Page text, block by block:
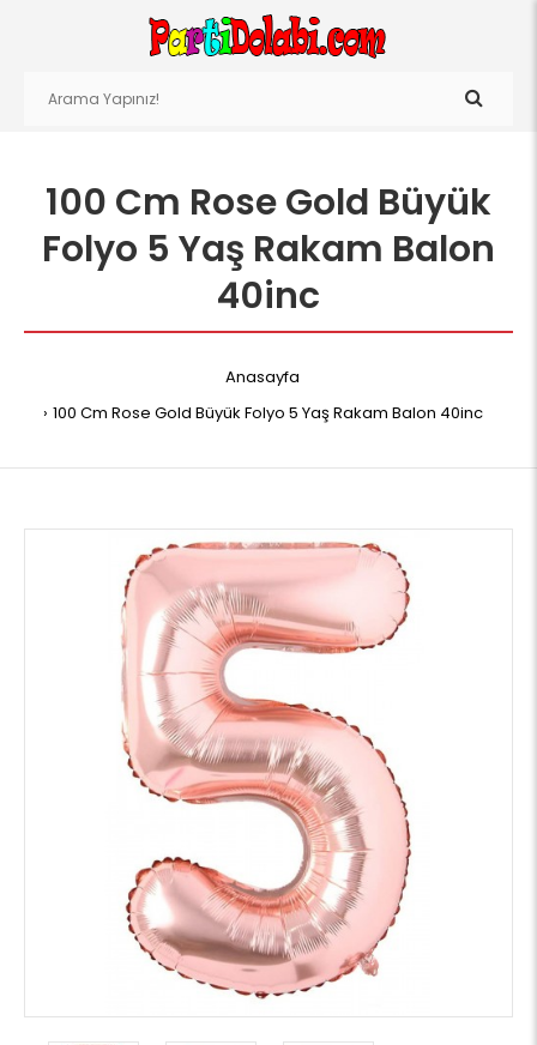
100 Cm Rose Gold Büyük
Folyo 5 Yaş Rakam Balon
40inc
Anasayfa
100 Cm Rose Gold Büyük Folyo 5 Yaş Rakam Balon 40inc